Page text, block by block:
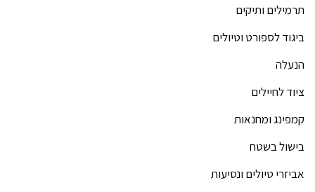
תרמילים ותיקים
ביגוד לספורט וטיולים
הנעלה
ציוד לחיילים
קמפינג ומחנאות
בישול בשטח
אביזרי טיולים ונסיעות